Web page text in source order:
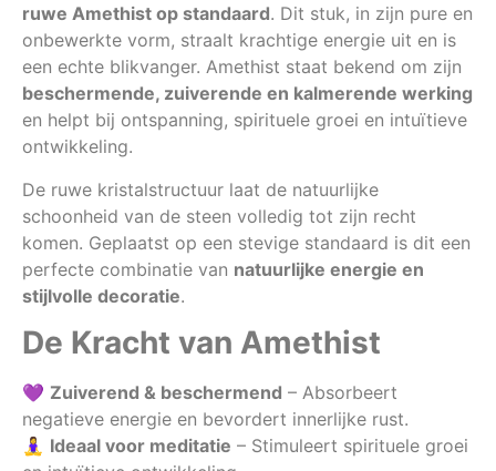
ruwe Amethist op standaard. Dit stuk, in zijn pure en
onbewerkte vorm, straalt krachtige energie uit en is
een echte blikvanger. Amethist staat bekend om zijn
beschermende, zuiverende en kalmerende werking
en helpt bij ontspanning, spirituele groei en intuïtieve
ontwikkeling.
De ruwe kristalstructuur laat de natuurlijke
schoonheid van de steen volledig tot zijn recht
komen. Geplaatst op een stevige standaard is dit een
perfecte combinatie van natuurlijke energie en
stijlvolle decoratie.
De Kracht van Amethist
💜 Zuiverend & beschermend – Absorbeert
negatieve energie en bevordert innerlijke rust.
🧘‍♀️ Ideaal voor meditatie – Stimuleert spirituele groei